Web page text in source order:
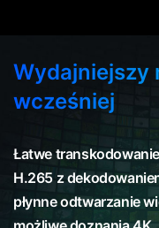
Wydajniejszy
wcześniej
Łatwe
H.265 z
płynne odtwarzanie